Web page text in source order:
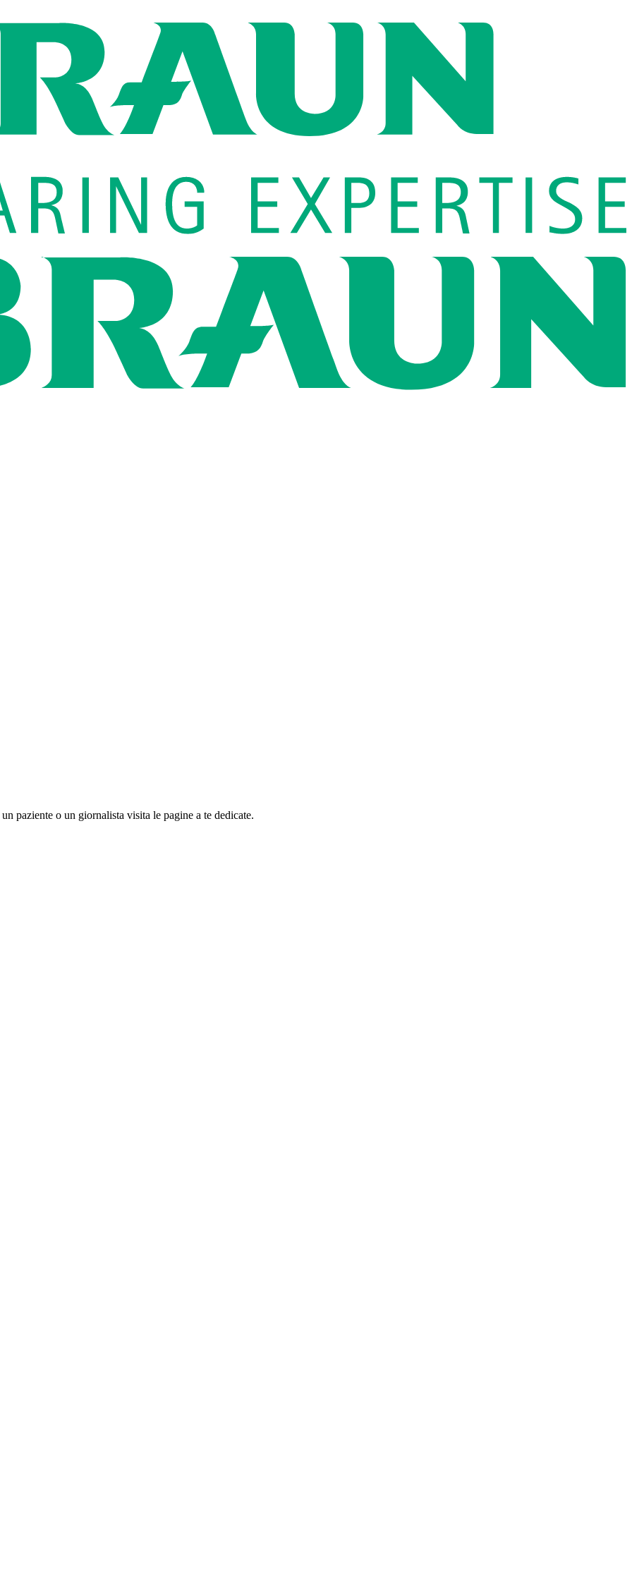
il nostro portfolio completo.
ti aiuterà a trovare il dispositivo più adatto a te.
Global Job Market e trova le posizioni aperte per ogni profilo di carriera.
un nostro referente.
paziente o un giornalista visita le pagine a te dedicate.